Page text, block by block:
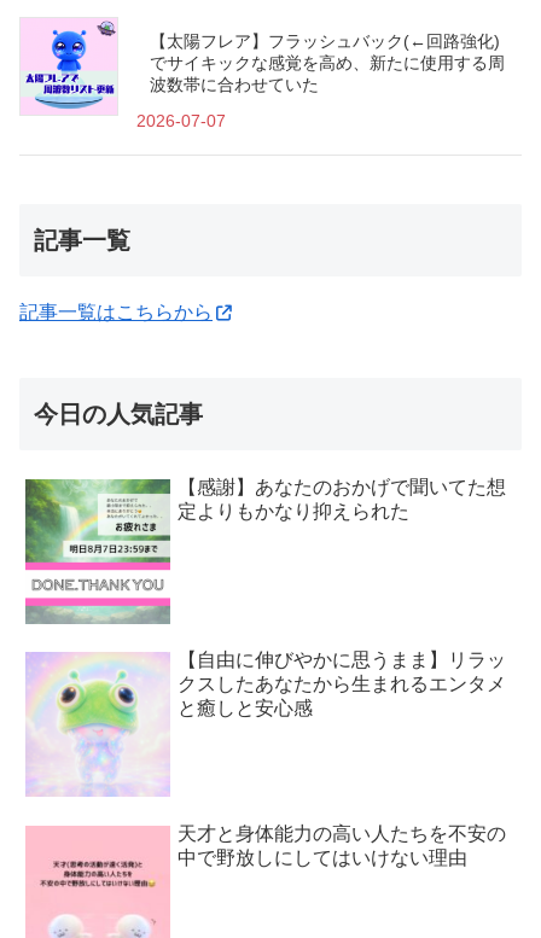
【太陽フレア】フラッシュバック(←回路強化)
でサイキックな感覚を高め、新たに使用する周
波数帯に合わせていた
2026-07-07
記事一覧
記事一覧はこちらから
今日の人気記事
【感謝】あなたのおかげで聞いてた想
定よりもかなり抑えられた
【自由に伸びやかに思うまま】リラッ
クスしたあなたから生まれるエンタメ
と癒しと安心感
天才と身体能力の高い人たちを不安の
中で野放しにしてはいけない理由